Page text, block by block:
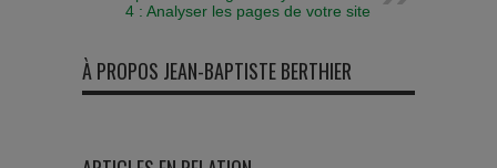
4 : Analyser les pages de votre site
À PROPOS JEAN-BAPTISTE BERTHIER